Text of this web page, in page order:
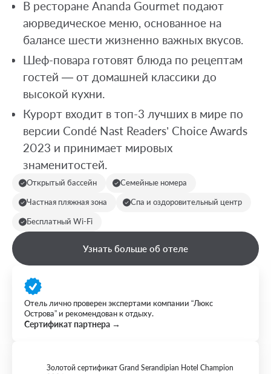
В ресторане Ananda Gourmet подают
аюрведическое меню, основанное на
балансе шести жизненно важных вкусов.
Шеф-повара готовят блюда по рецептам
гостей — от домашней классики до
высокой кухни.
Курорт входит в топ-3 лучших в мире по
версии Condé Nast Readers’ Choice Awards
2023 и принимает мировых
знаменитостей.
Открытый бассейн
Семейные номера
Частная пляжная зона
Спа и оздоровительный центр
Бесплатный Wi-Fi
Узнать больше об отеле
Отель лично проверен экспертами компании “Люкс
Острова” и рекомендован к отдыху.
Сертификат партнера →
Золотой сертификат Grand Serandipian Hotel Champion